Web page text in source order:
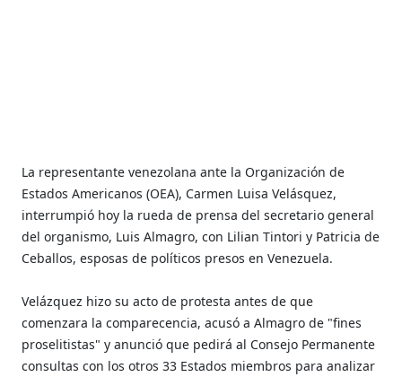
La representante venezolana ante la Organización de
Estados Americanos (OEA), Carmen Luisa Velásquez,
interrumpió hoy la rueda de prensa del secretario general
del organismo, Luis Almagro, con Lilian Tintori y Patricia de
Ceballos, esposas de políticos presos en Venezuela.
Velázquez hizo su acto de protesta antes de que
comenzara la comparecencia, acusó a Almagro de "fines
proselitistas" y anunció que pedirá al Consejo Permanente
consultas con los otros 33 Estados miembros para analizar